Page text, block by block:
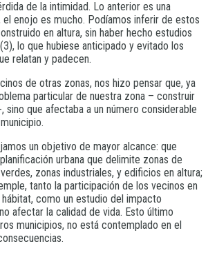
de la intimidad. Lo anterior es una
el enojo es mucho. Podíamos inferir de estos
en altura, sin haber hecho estudios
lo que hubiese anticipado y evitado los
relatan y padecen.
de otras zonas, nos hizo pensar que, ya
particular de nuestra zona – construir
sino que afectaba a un número considerable
un objetivo de mayor alcance: que
urbana que delimite zonas de
zonas industriales, y edificios en altura;
tanto la participación de los vecinos en
como un estudio del impacto
afectar la calidad de vida. Esto último
municipios, no está contemplado en el